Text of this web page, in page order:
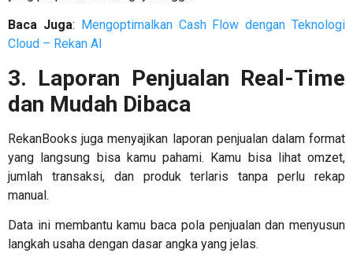
Baca Juga:
Mengoptimalkan Cash Flow dengan Teknologi
Cloud – Rekan AI
3. Laporan Penjualan Real-Time
dan Mudah Dibaca
RekanBooks juga menyajikan laporan penjualan dalam format
yang langsung bisa kamu pahami. Kamu bisa lihat omzet,
jumlah transaksi, dan produk terlaris tanpa perlu rekap
manual.
Data ini membantu kamu baca pola penjualan dan menyusun
langkah usaha dengan dasar angka yang jelas.